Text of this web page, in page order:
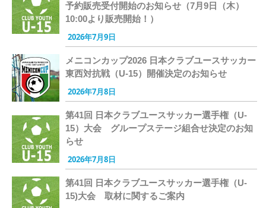
予約販売受付開始のお知らせ（7月9日（木）
10:00より販売開始！）
2026年7月9日
メニコンカップ2026 日本クラブユースサッカー
東西対抗戦（U-15）開催決定のお知らせ
2026年7月8日
第41回 日本クラブユースサッカー選手権（U-
15）大会 グループステージ組合せ決定のお知
らせ
2026年7月8日
第41回 日本クラブユースサッカー選手権（U-
15)大会 取材に関するご案内